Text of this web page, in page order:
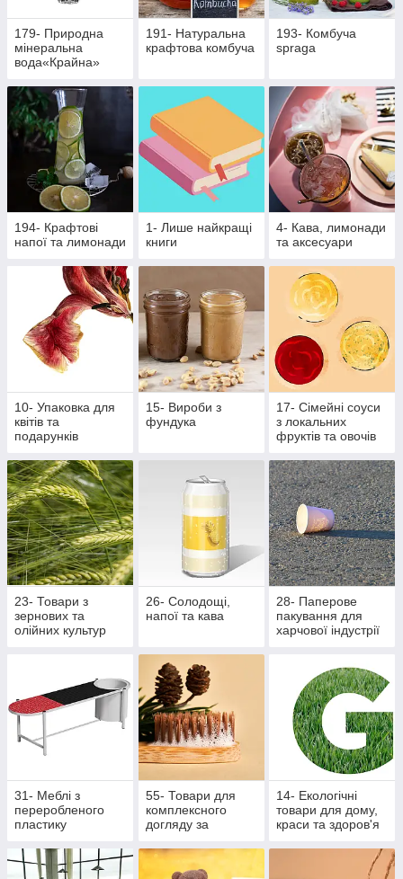
179- Природна
мінеральна
вода«Крайна»
191- Натуральна
крафтова комбуча
193- Комбуча
spraga
194- Крафтові
напої та лимонади
1- Лише найкращі
книги
4- Кава, лимонади
та аксесуари
10- Упаковка для
квітів та
подарунків
15- Вироби з
фундука
17- Сімейні соуси
з локальних
фруктів та овочів
23- Товари з
зернових та
олійних культур
26- Солодощі,
напої та кава
28- Паперове
пакування для
харчової індустрії
31- Меблі з
переробленого
пластику
55- Товари для
комплексного
догляду за
порожниною
14- Екологічні
товари для дому,
краси та здоров'я